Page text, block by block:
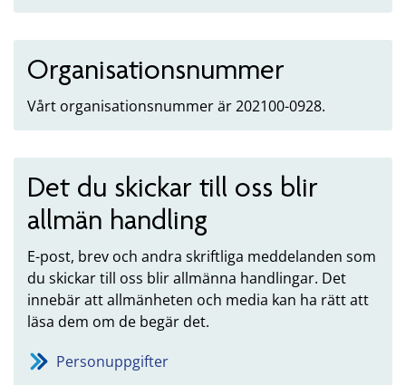
Organisationsnummer
Vårt organisationsnummer är 202100-0928.
Det du skickar till oss blir
allmän handling
E-post, brev och andra skriftliga meddelanden som
du skickar till oss blir allmänna handlingar. Det
innebär att allmänheten och media kan ha rätt att
läsa dem om de begär det.
Personuppgifter